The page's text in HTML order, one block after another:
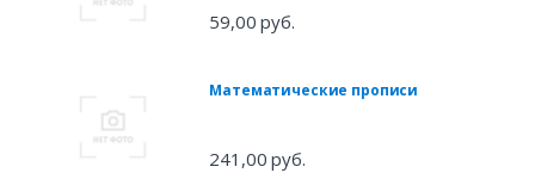
59,00 руб.
Математические прописи
241,00 руб.